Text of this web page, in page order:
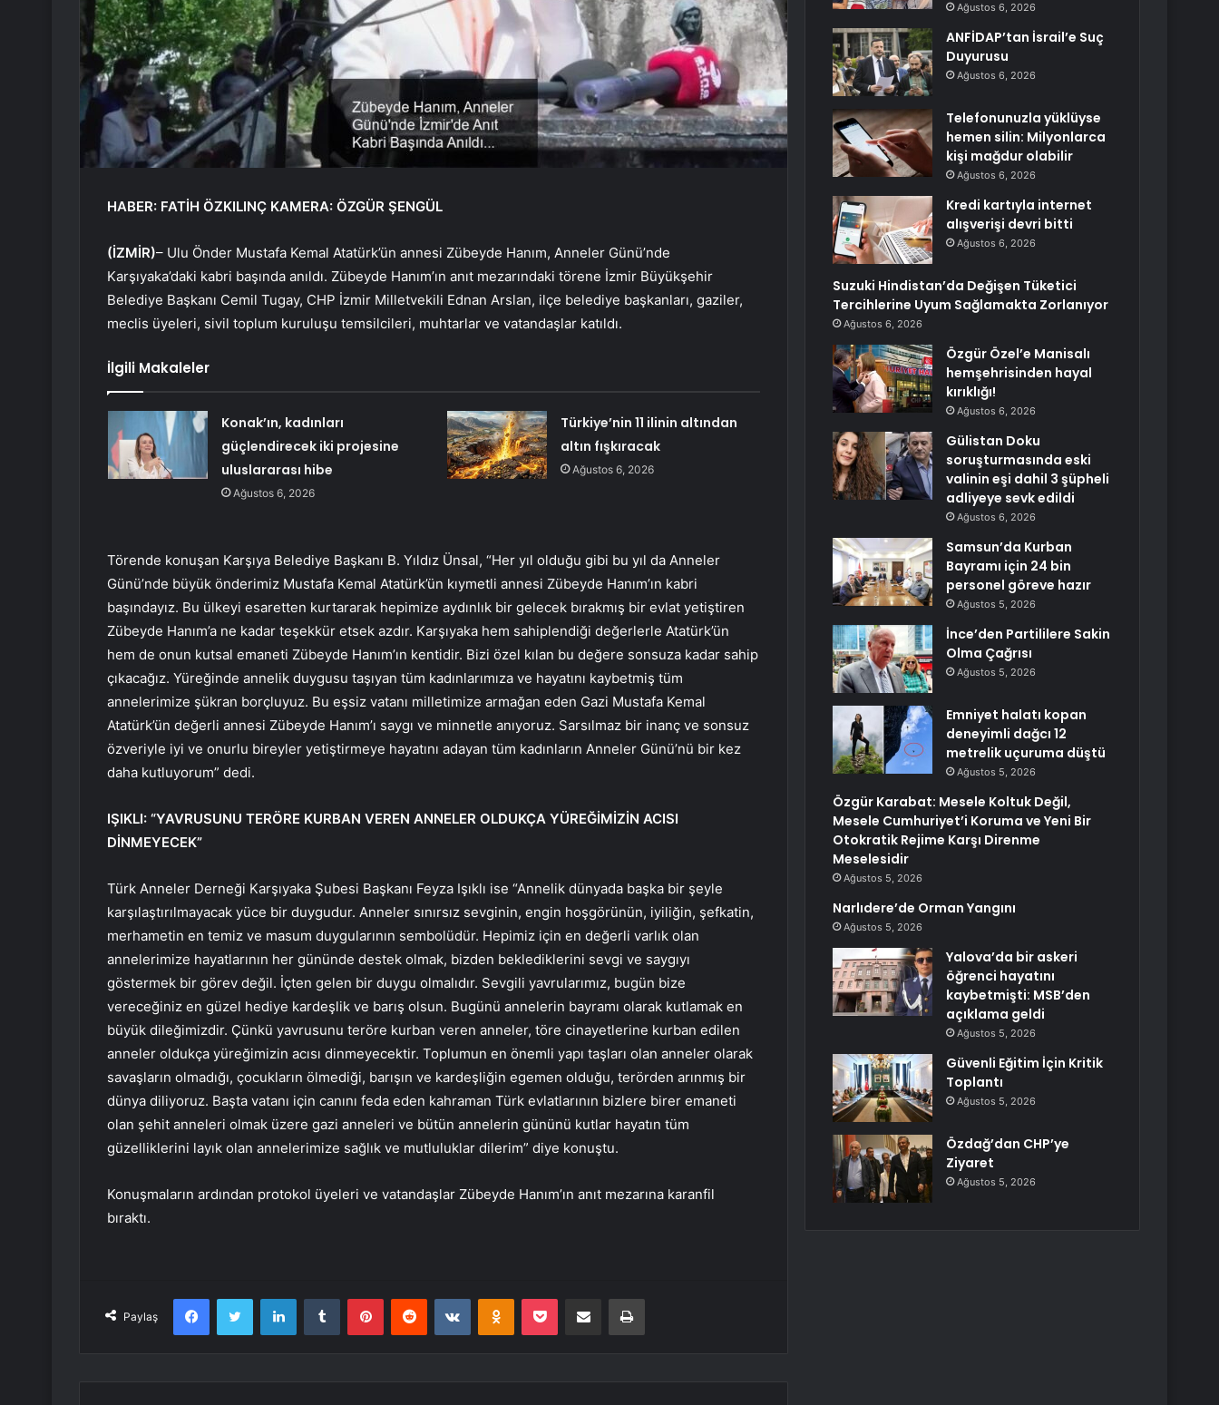
HABER: FATİH ÖZKILINÇ KAMERA: ÖZGÜR ŞENGÜL
(İZMİR)– Ulu Önder Mustafa Kemal Atatürk’ün annesi Zübeyde Hanım, Anneler Günü’nde
Karşıyaka’daki kabri başında anıldı. Zübeyde Hanım’ın anıt mezarındaki törene İzmir Büyükşehir
Belediye Başkanı Cemil Tugay, CHP İzmir Milletvekili Ednan Arslan, ilçe belediye başkanları, gaziler,
meclis üyeleri, sivil toplum kuruluşu temsilcileri, muhtarlar ve vatandaşlar katıldı.
İlgili Makaleler
Konak’ın, kadınları
güçlendirecek iki projesine
uluslararası hibe
Ağustos 6, 2026
Türkiye’nin 11 ilinin altından
altın fışkıracak
Ağustos 6, 2026
Törende konuşan Karşıya Belediye Başkanı B. Yıldız Ünsal, “Her yıl olduğu gibi bu yıl da Anneler
Günü’nde büyük önderimiz Mustafa Kemal Atatürk’ün kıymetli annesi Zübeyde Hanım’ın kabri
başındayız. Bu ülkeyi esaretten kurtararak hepimize aydınlık bir gelecek bırakmış bir evlat yetiştiren
Zübeyde Hanım’a ne kadar teşekkür etsek azdır. Karşıyaka hem sahiplendiği değerlerle Atatürk’ün
hem de onun kutsal emaneti Zübeyde Hanım’ın kentidir. Bizi özel kılan bu değere sonsuza kadar sahip
çıkacağız. Yüreğinde annelik duygusu taşıyan tüm kadınlarımıza ve hayatını kaybetmiş tüm
annelerimize şükran borçluyuz. Bu eşsiz vatanı milletimize armağan eden Gazi Mustafa Kemal
Atatürk’ün değerli annesi Zübeyde Hanım’ı saygı ve minnetle anıyoruz. Sarsılmaz bir inanç ve sonsuz
özveriyle iyi ve onurlu bireyler yetiştirmeye hayatını adayan tüm kadınların Anneler Günü’nü bir kez
daha kutluyorum” dedi.
IŞIKLI: “YAVRUSUNU TERÖRE KURBAN VEREN ANNELER OLDUKÇA YÜREĞİMİZİN ACISI
DİNMEYECEK”
Türk Anneler Derneği Karşıyaka Şubesi Başkanı Feyza Işıklı ise “Annelik dünyada başka bir şeyle
karşılaştırılmayacak yüce bir duygudur. Anneler sınırsız sevginin, engin hoşgörünün, iyiliğin, şefkatin,
merhametin en temiz ve masum duygularının sembolüdür. Hepimiz için en değerli varlık olan
annelerimize hayatlarının her gününde destek olmak, bizden beklediklerini sevgi ve saygıyı
göstermek bir görev değil. İçten gelen bir duygu olmalıdır. Sevgili yavrularımız, bugün bize
vereceğiniz en güzel hediye kardeşlik ve barış olsun. Bugünü annelerin bayramı olarak kutlamak en
büyük dileğimizdir. Çünkü yavrusunu teröre kurban veren anneler, töre cinayetlerine kurban edilen
anneler oldukça yüreğimizin acısı dinmeyecektir. Toplumun en önemli yapı taşları olan anneler olarak
savaşların olmadığı, çocukların ölmediği, barışın ve kardeşliğin egemen olduğu, terörden arınmış bir
dünya diliyoruz. Başta vatanı için canını feda eden kahraman Türk evlatlarının bizlere birer emaneti
olan şehit anneleri olmak üzere gazi anneleri ve bütün annelerin gününü kutlar hayatın tüm
güzelliklerini layık olan annelerimize sağlık ve mutluluklar dilerim” diye konuştu.
Konuşmaların ardından protokol üyeleri ve vatandaşlar Zübeyde Hanım’ın anıt mezarına karanfil
bıraktı.
Paylaş
FacebookTwitter LinkedInTumblr PinterestReddit VKontakteOdnoklassniki
Pocket E-Posta ile paylaş Yazdır
Ağustos 6, 2026
ANFİDAP’tan İsrail’e Suç
Duyurusu
Ağustos 6, 2026
Telefonunuzla yüklüyse
hemen silin: Milyonlarca
kişi mağdur olabilir
Ağustos 6, 2026
Kredi kartıyla internet
alışverişi devri bitti
Ağustos 6, 2026
Suzuki Hindistan’da Değişen Tüketici
Tercihlerine Uyum Sağlamakta Zorlanıyor
Ağustos 6, 2026
Özgür Özel’e Manisalı
hemşehrisinden hayal
kırıklığı!
Ağustos 6, 2026
Gülistan Doku
soruşturmasında eski
valinin eşi dahil 3 şüpheli
adliyeye sevk edildi
Ağustos 6, 2026
Samsun’da Kurban
Bayramı için 24 bin
personel göreve hazır
Ağustos 5, 2026
İnce’den Partililere Sakin
Olma Çağrısı
Ağustos 5, 2026
Emniyet halatı kopan
deneyimli dağcı 12
metrelik uçuruma düştü
Ağustos 5, 2026
Özgür Karabat: Mesele Koltuk Değil,
Mesele Cumhuriyet’i Koruma ve Yeni Bir
Otokratik Rejime Karşı Direnme
Meselesidir
Ağustos 5, 2026
Narlıdere’de Orman Yangını
Ağustos 5, 2026
Yalova’da bir askeri
öğrenci hayatını
kaybetmişti: MSB’den
açıklama geldi
Ağustos 5, 2026
Güvenli Eğitim İçin Kritik
Toplantı
Ağustos 5, 2026
Özdağ’dan CHP’ye
Ziyaret
Ağustos 5, 2026